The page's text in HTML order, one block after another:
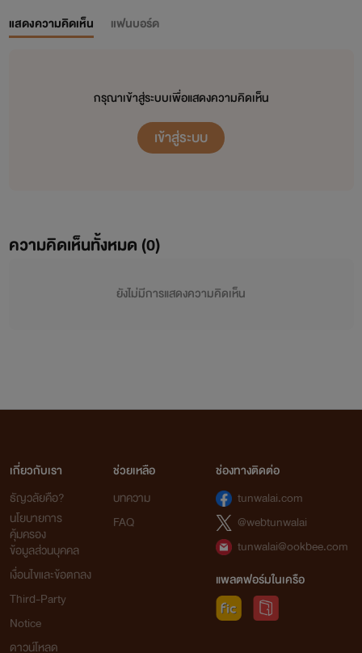
แสดงความคิดเห็น แฟนบอร์ด
กรุณาเข้าสู่ระบบเพื่อแสดงความคิดเห็น
เข้าสู่ระบบ
ความคิดเห็นทั้งหมด (0)
ยังไม่มีการแสดงความคิดเห็น
เกี่ยวกับเรา
ธัญวลัยคือ?
นโยบายการ
คุ้มครอง
ข้อมูลส่วนบุคคล
เงื่อนไขและข้อตกลง
Third-Party
Notice
ดาวน์โหลด
ช่วยเหลือ
บทความ
FAQ
ช่องทางติดต่อ
tunwalai.com
@webtunwalai
tunwalai@ookbee.com
แพลตฟอร์มในเครือ